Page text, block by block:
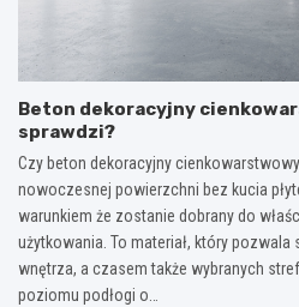
Beton dekoracyjny
sprawdzi?
Czy beton dekoracyjny
nowoczesnej powierzchni bez kucia
warunkiem że zostanie dobrany do
użytkowania. To materiał, który
wnętrza, a czasem także wybranych
poziomu podłogi o…